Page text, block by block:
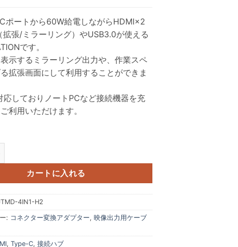
ポートから60W給電しながらHDMI×2
拡張/ミラーリング）やUSB3.0が使える
です。
示するミラーリング出力や、作業スペ
拡張画面にして利用することができま
応しておりノートPCなど接続機器を充
利用いただけます。
テクノロジー MY DOCK STATION 4-IN-1 HDMI×2画面出力 USB-A
カートに入れる
4IN1-H2
: コネクター変換アダプター, 映像出力用ケーブ
, Type-C, 接続ハブ